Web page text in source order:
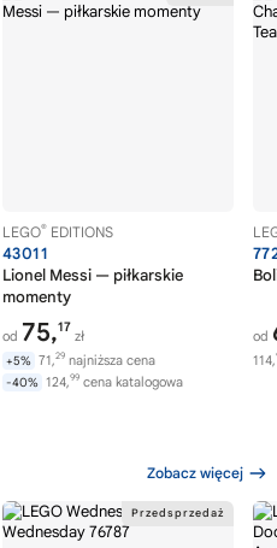
LEGO® EDITIONS
43011
Lionel Messi — piłkarskie
momenty
od 75,17
zł
+5% 71,29 najniższa cena
-40% 124,99 cena katalogowa
od
114,
Zobacz więcej